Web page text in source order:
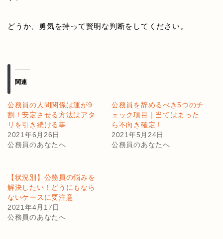
どうか、勇気を持って賢明な判断をしてください。
関連
公務員の人間関係は運が9
割！安定させる方法はアタ
リを引き続ける事
2021年6月26日
公務員のあなたへ
公務員を辞めるべき5つのチ
ェック項目｜当てはまった
ら不向き確定！
2021年5月24日
公務員のあなたへ
【状況別】公務員の悩みを
解決したい！どうにもなら
ないケースに要注意
2021年4月17日
公務員のあなたへ